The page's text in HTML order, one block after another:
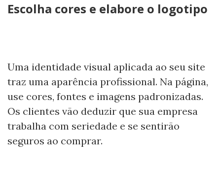
Escolha cores e elabore o logotipo
Uma identidade visual aplicada ao seu site
traz uma aparência profissional. Na página,
use cores, fontes e imagens padronizadas.
Os clientes vão deduzir que sua empresa
trabalha com seriedade e se sentirão
seguros ao comprar.